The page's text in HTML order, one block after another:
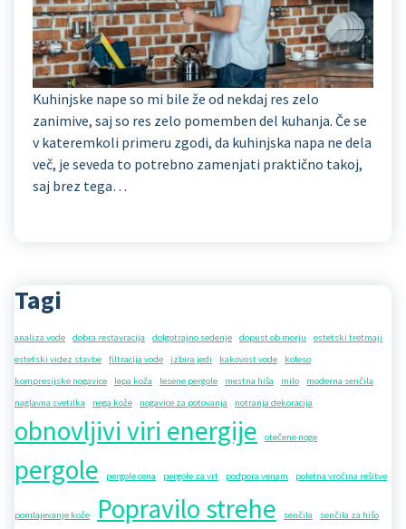
Kuhinjske nape so mi bile že od nekdaj res zelo
zanimive, saj so res zelo pomemben del kuhanja. Če se
v kateremkoli primeru zgodi, da kuhinjska napa ne dela
več, je seveda to potrebno zamenjati praktično takoj,
saj brez tega…
Tagi
analiza vode dobra restavracija dolgotrajno sedenje dopust ob morju
estetski tretmaji
estetski videz stavbe
filtracija vode izbira jedi kakovost vode
koleso
kompresijske nogavice
lepa koža lesene pergole mestna hiša milo
moderna senčila
naglavna svetilka
nega kože nogavice za potovanja notranja dekoracija
obnovljivi viri energije otečene noge
pergole pergole cena pergole za vrt podpora venam poletna vročina rešitve
pomlajevanje kože Popravilo strehe senčila senčila za hišo